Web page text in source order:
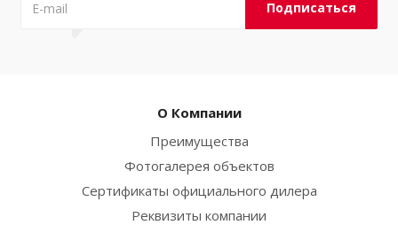
О Компании
Преимущества
Фотогалерея объектов
Сертификаты официального дилера
Реквизиты компании